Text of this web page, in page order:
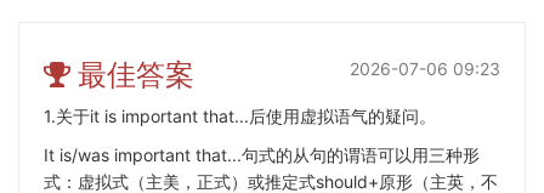
最佳答案 2026-07-06 09:23
1.关于it is important that...后使用虚拟语气的疑问。
It is/was important that...句式的从句的谓语可以用三种形
式：虚拟式（主美，正式）或推定式should+原形（主英，不